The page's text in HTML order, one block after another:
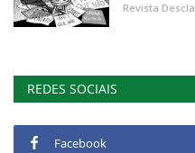
Revista Descla
REDES SOCIAIS
Facebook